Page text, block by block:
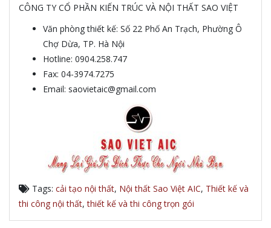
CÔNG TY CỔ PHẦN KIẾN TRÚC VÀ NỘI THẤT SAO VIỆT
Văn phòng thiết kế: Số 22 Phố An Trạch, Phường Ô
Chợ Dừa, TP. Hà Nội
Hotline: 0904.258.747
Fax: 04-3974.7275
Email: saovietaic@gmail.com
Tags: cải tạo nội thất, Nội thất Sao Việt AIC, Thiết kế và
thi công nội thất,thiết kế và thi công trọn gói